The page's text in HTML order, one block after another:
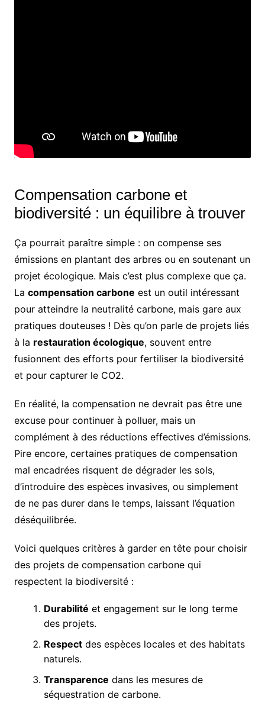
Compensation carbone et
biodiversité : un équilibre à trouver
Ça pourrait paraître simple : on compense ses
émissions en plantant des arbres ou en soutenant un
projet écologique. Mais c’est plus complexe que ça.
La compensation carbone est un outil intéressant
pour atteindre la neutralité carbone, mais gare aux
pratiques douteuses ! Dès qu’on parle de projets liés
à la restauration écologique, souvent entre
fusionnent des efforts pour fertiliser la biodiversité
et pour capturer le CO2.
En réalité, la compensation ne devrait pas être une
excuse pour continuer à polluer, mais un
complément à des réductions effectives d’émissions.
Pire encore, certaines pratiques de compensation
mal encadrées risquent de dégrader les sols,
d’introduire des espèces invasives, ou simplement
de ne pas durer dans le temps, laissant l’équation
déséquilibrée.
Voici quelques critères à garder en tête pour choisir
des projets de compensation carbone qui
respectent la biodiversité :
Durabilité et engagement sur le long terme
des projets.
Respectdes espèces locales et des habitats
naturels.
Transparence dans les mesures de
séquestration de carbone.